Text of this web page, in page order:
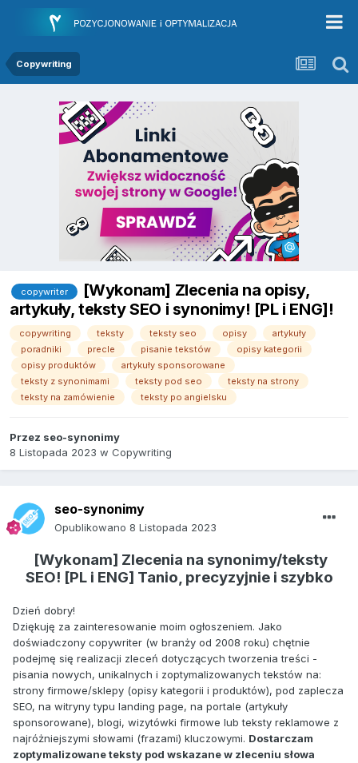
Copywriting
copywriter
[Wykonam] Zlecenia na opisy,
artykuły, teksty SEO i synonimy! [PL i ENG]!
copywriting teksty teksty seo opisy
artykuły
poradniki
precle pisanie tekstów
opisy kategorii
opisy produktów
artykuły sponsorowane
teksty z synonimami
teksty pod seo
teksty na strony
teksty na zamówienie
teksty po angielsku
Przez seo-synonimy
8 Listopada 2023 w Copywriting
seo-synonimy
Opublikowano 8 Listopada 2023
[Wykonam] Zlecenia na synonimy/teksty
SEO! [PL i ENG] Tanio, precyzyjnie i szybko
Dzień dobry!
Dziękuję za zainteresowanie moim ogłoszeniem. Jako
doświadczony copywriter (w branży od 2008 roku) chętnie
podejmę się realizacji zleceń dotyczących tworzenia treści -
pisania nowych, unikalnych i zoptymalizowanych tekstów na:
strony firmowe/sklepy (opisy kategorii i produktów), pod zaplecza
SEO, na witryny typu landing page, na portale (artykuły
sponsorowane), blogi, wizytówki firmowe lub teksty reklamowe z
najróżniejszymi słowami (frazami) kluczowymi. Dostarczam
zoptymalizowane teksty pod wskazane w zleceniu słowa